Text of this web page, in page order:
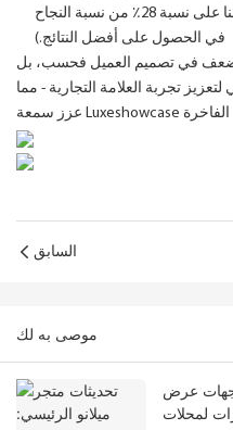
والمتميز للعلامة التجارية.(3. لقد حصلنا على نسبة 28٪ من نسبة النجاح
في الحصول على أفضل النتائج.)
في تصميم العميل فحسب، بل
تجربة العلامة التجارية - مما
السابق
موصى به لك
عرض
لمحلات